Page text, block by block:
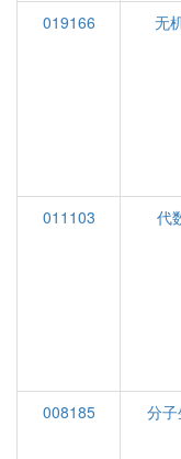
019166 无
011103
代
008185
分